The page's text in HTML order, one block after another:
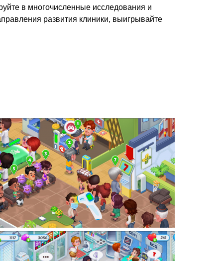
в многочисленные исследования и
развития клиники, выигрывайте